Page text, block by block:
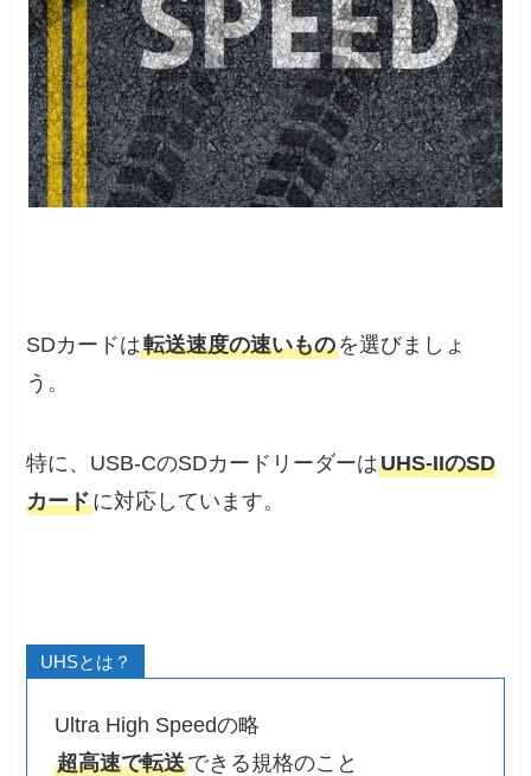
SDカードは転送速度の速いものを選びましょ
う。
特に、USB-CのSDカードリーダーはUHS-IIのSD
カードに対応しています。
UHSとは？
Ultra High Speedの略
超高速で転送できる規格のこと